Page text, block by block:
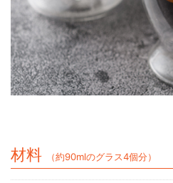
材料 （約90mlのグラス4個分）